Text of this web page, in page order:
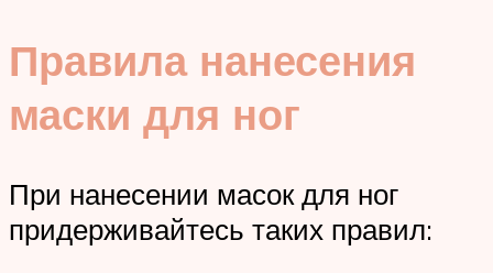
Правила нанесения
маски для ног
При нанесении масок для ног
придерживайтесь таких правил: